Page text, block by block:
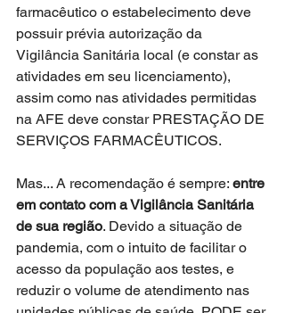
farmacêutico o estabelecimento deve
possuir prévia autorização da
Vigilância Sanitária local (e constar as
atividades em seu licenciamento),
assim como nas atividades permitidas
na AFE deve constar PRESTAÇÃO DE
SERVIÇOS FARMACÊUTICOS.
Mas... A recomendação é sempre: entre
em contato com a Vigilância Sanitária
de sua região. Devido a situação de
pandemia, com o intuito de facilitar o
acesso da população aos testes, e
reduzir o volume de atendimento nas